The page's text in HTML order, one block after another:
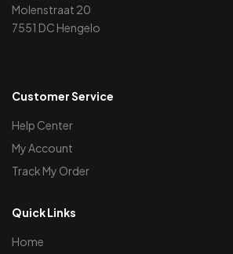
Molenstraat 20
7551 DC Hengelo
Customer Service
Help Center
My Account
Track My Order
Quick Links
Home